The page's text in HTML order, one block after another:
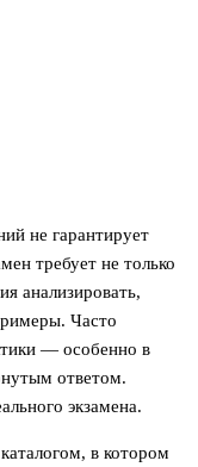
не гарантирует
требует не только
анализировать,
Часто
— особенно в
ответом.
экзамена.
в котором